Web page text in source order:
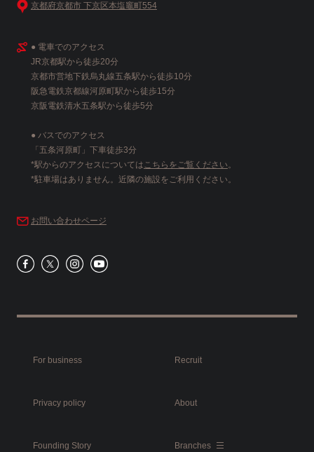
京都府京都市 下京区本塩竈町554
● 電車でのアクセス
JR京都駅から徒歩20分
京都市営地下鉄烏丸線五条駅から徒歩10分
阪急電鉄京都線河原町駅から徒歩15分
京阪電鉄清水五条駅から徒歩5分
● バスでのアクセス
「五条河原町」下車徒歩3分
*駅からのアクセスについてはこちらをご覧ください。
*駐車場はありません。近隣の施設をご利用ください。
お問い合わせページ
For business Recruit
Privacy policy About
Founding Story Branches